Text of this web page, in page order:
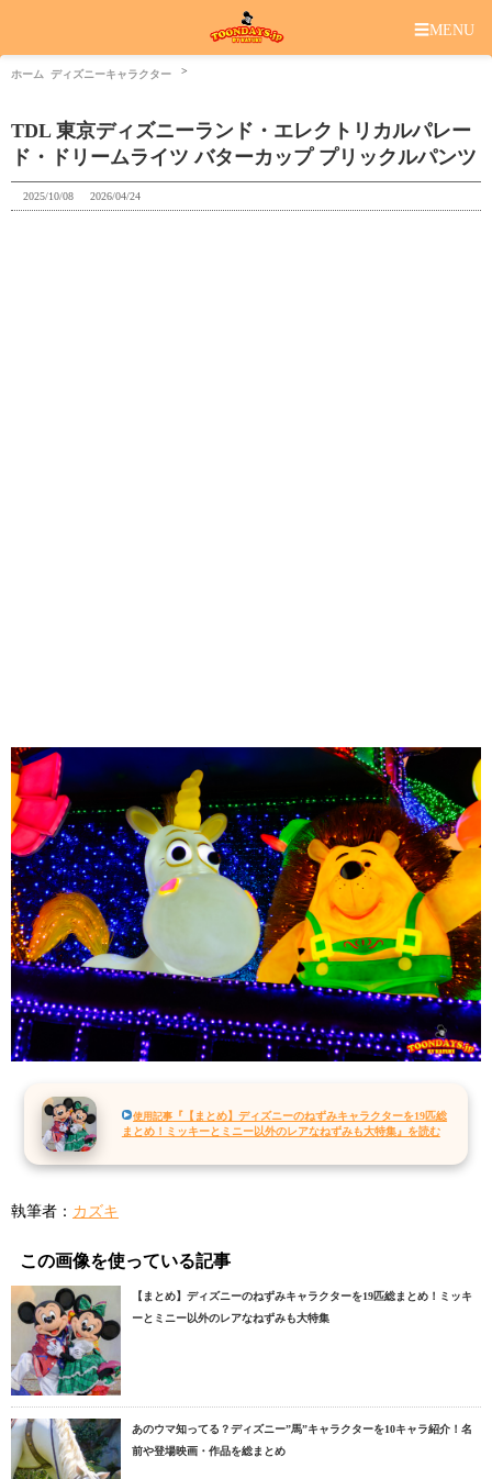
☰MENU
ホーム ディズニーキャラクター
TDL 東京ディズニーランド・エレクトリカルパレー
ド・ドリームライツ バターカップ プリックルパンツ
2025/10/08 2026/04/24
使用記事 『【まとめ】ディズニーのねずみキャラクターを19匹総
まとめ！ミッキーとミニー以外のレアなねずみも大特集』を読む
執筆者： カズキ
この画像を使っている記事
【まとめ】ディズニーのねずみキャラクターを19匹総まとめ！ミッキ
ーとミニー以外のレアなねずみも大特集
あのウマ知ってる？ディズニー”馬”キャラクターを10キャラ紹介！名
前や登場映画・作品を総まとめ